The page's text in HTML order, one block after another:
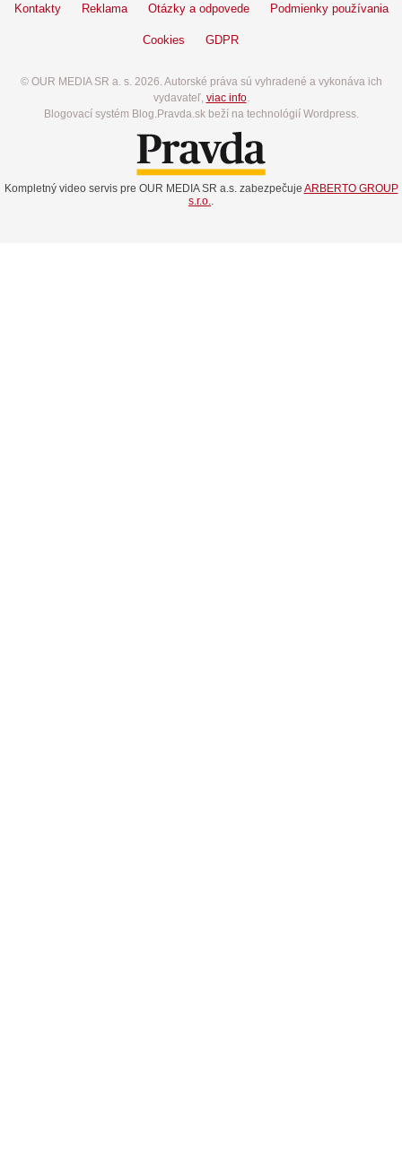
Kontakty Reklama Otázky a odpovede Podmienky používania
Cookies GDPR
© OUR MEDIA SR a. s. 2026. Autorské práva sú vyhradené a vykonáva ich
vydavateľ, viac info.
Blogovací systém Blog.Pravda.sk beží na technológií Wordpress.
Kompletný video servis pre OUR MEDIA SR a.s. zabezpečuje ARBERTO GROUP
s.r.o..